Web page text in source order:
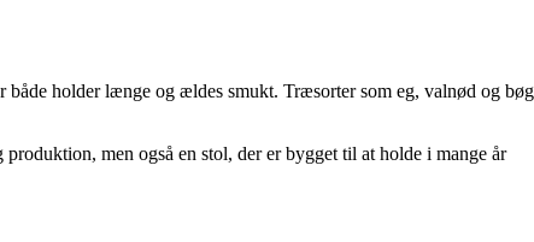
holder længe og ældes smukt. Træsorter som eg, valnød og bøg
men også en stol, der er bygget til at holde i mange år